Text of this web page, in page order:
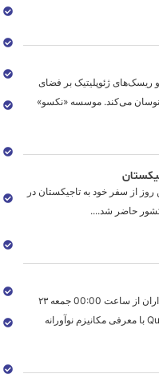
و ریسک‌های ژئوپلیتیک بر فضای
نوسان می‌کند. موسسه «نکسو»
از سفر خود به تاجیکستان در
کشور حاضر شد....
نوآوری بلاکچین با ارزش‌های انسانی و جوایز ویژه هواداران از ساعت 00:00 جمعه ٢٣
ابانماه ١٤٠٤ مصادف با ١٣ نوامبر ٢٠٢٥ پروژه Qurancoin با معرفی مکانیزم نوآورانه